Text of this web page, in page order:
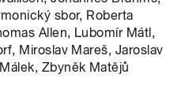
sbor, Roberta
Allen, Lubomír Mátl,
Miroslav Mareš, Jaroslav
Zbyněk Matějů